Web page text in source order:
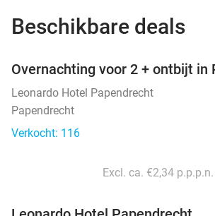
Beschikbare deals
Overnachting voor 2 + ontbijt in
Leonardo Hotel Papendrecht
Papendrecht
Verkocht: 116
Excl. ca. €2,34